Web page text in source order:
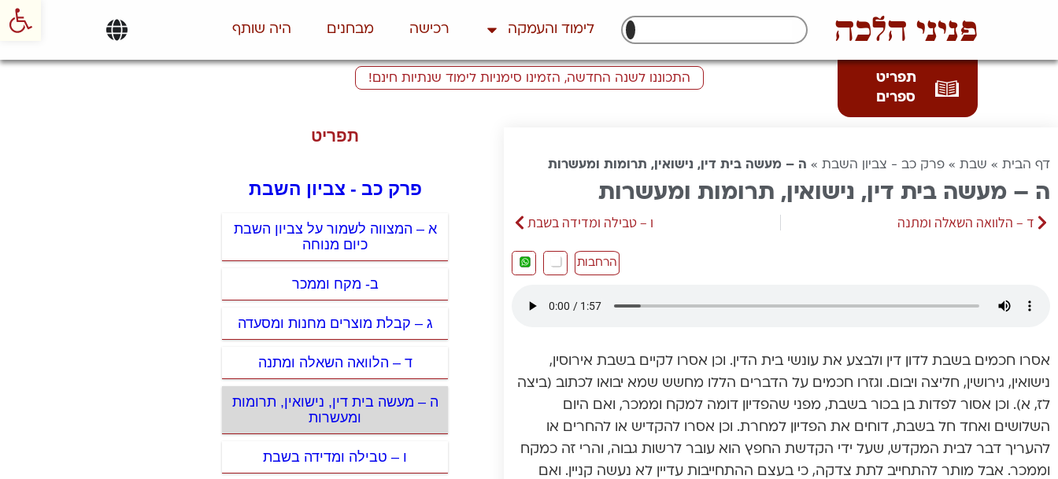
פניני הלכה לימוד והעמקה רכישה מבחנים היה שותף
תפריט
ספרים
התכוננו לשנה החדשה, הזמינו סימניות לימוד שנתיות חינם!
דף הבית » שבת » פרק כב - צביון השבת » ה – מעשה בית דין, נישואין, תרומות ומעשרות
ה – מעשה בית דין, נישואין, תרומות ומעשרות
ד – הלוואה השאלה ומתנה ו – טבילה ומדידה בשבת
הרחבות
אסרו חכמים בשבת לדון דין ולבצע את עונשי בית הדין. וכן אסרו לקיים בשבת אירוסין,
נישואין, גירושין, חליצה ויבום. וגזרו חכמים על הדברים הללו מחשש שמא יבואו לכתוב (ביצה
לז, א). וכן אסור לפדות בן בכור בשבת, מפני שהפדיון דומה למקח וממכר, ואם היום
השלושים ואחד חל בשבת, דוחים את הפדיון למחרת. וכן אסרו להקדיש או להחרים או
להעריך דבר לבית המקדש, שעל ידי הקדשת החפץ הוא עובר לרשות גבוה, והרי זה כמקח
וממכר. אבל מותר להתחייב לתת צדקה, כי בעצם ההתחייבות עדיין לא נעשה קניין. ואם
תפריט
פרק כב - צביון השבת
א – המצווה לשמור על צביון השבת
כיום מנוחה
ב- מקח וממכר
ג – קבלת מוצרים מחנות ומסעדה
ד – הלוואה השאלה ומתנה
ה – מעשה בית דין, נישואין, תרומות
ומעשרות
ו – טבילה ומדידה בשבת
פתח